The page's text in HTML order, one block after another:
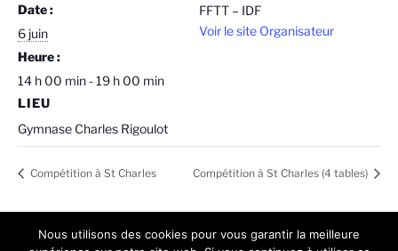
Date :
6 juin
Heure :
14 h 00 min - 19 h 00 min
LIEU
Gymnase Charles Rigoulot
FFTT – IDF
Voir le site Organisateur
Compétition à St Charles Compétition à St Charles (4 tables)
Nous utilisons des cookies pour vous garantir la meilleure